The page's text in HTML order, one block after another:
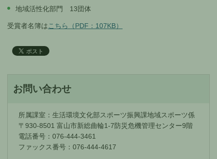
地域活性化部門 13団体
受賞者名簿は こちら（PDF：107KB）
お問い合わせ
所属課室：生活環境文化部スポーツ振興課地域スポーツ係
〒930-8501 富山市新総曲輪1-7防災危機管理センター9階
電話番号：076-444-3461
ファックス番号：076-444-4617